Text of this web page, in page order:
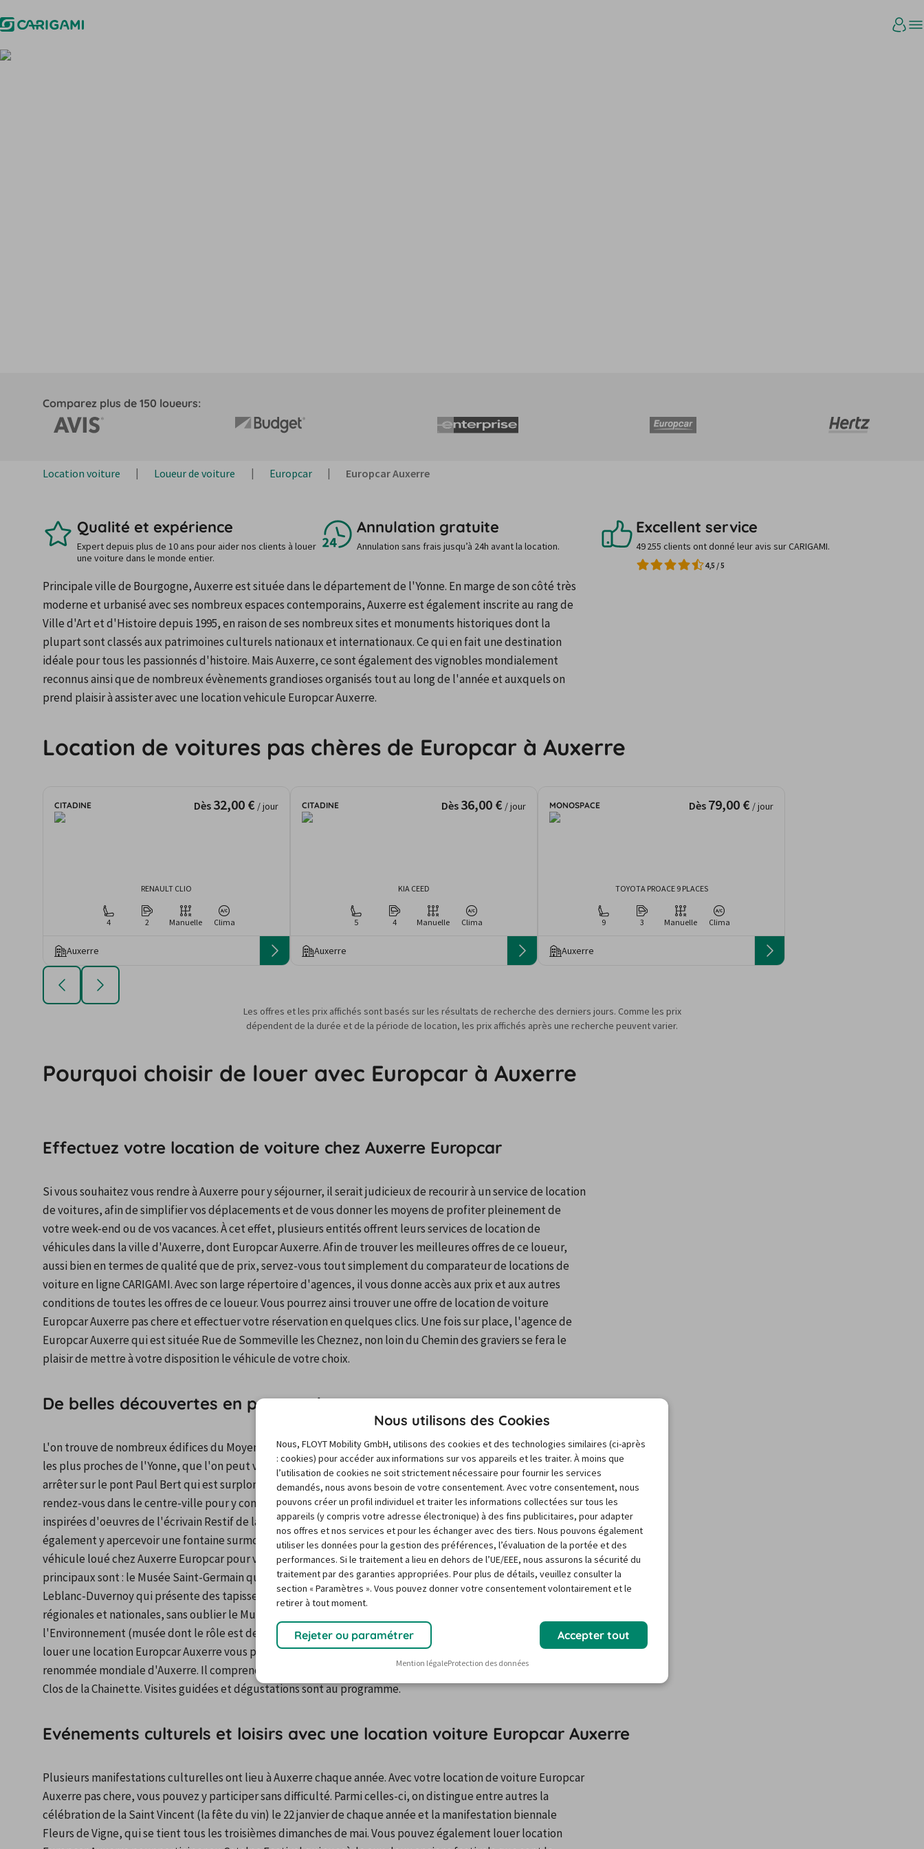
Comparez plus de 150 loueurs:
Location voiture Loueur de voiture Europcar Europcar Auxerre
Qualité et expérience
Expert depuis plus de 10 ans pour aider nos clients à louer
une voiture dans le monde entier.
Annulation gratuite
Annulation sans frais jusqu’à 24h avant la location.
Excellent service
49 255 clients ont donné leur avis sur CARIGAMI.
4,5 /5
Principale ville de Bourgogne, Auxerre est située dans le département de l'Yonne. En marge de son côté très
moderne et urbanisé avec ses nombreux espaces contemporains, Auxerre est également inscrite au rang de
Ville d'Art et d'Histoire depuis 1995, en raison de ses nombreux sites et monuments historiques dont la
plupart sont classés aux patrimoines culturels nationaux et internationaux. Ce qui en fait une destination
idéale pour tous les passionnés d'histoire. Mais Auxerre, ce sont également des vignobles mondialement
reconnus ainsi que de nombreux évènements grandioses organisés tout au long de l'année et auxquels on
prend plaisir à assister avec une location vehicule Europcar Auxerre.
Location de voitures pas chères de Europcar à Auxerre
CITADINE Dès 32,00 € / jour
RENAULT CLIO
4 2 Manuelle Clima
Auxerre
CITADINE Dès 36,00 € / jour
KIA CEED
5 4 Manuelle Clima
Auxerre
MONOSPACE Dès 79,00 € / jour
TOYOTA PROACE 9 PLACES
9 3 Manuelle Clima
Auxerre
Les offres et les prix affichés sont basés sur les résultats de recherche des derniers jours. Comme les prix
dépendent de la durée et de la période de location, les prix affichés après une recherche peuvent varier.
Pourquoi choisir de louer avec Europcar à Auxerre
Effectuez votre location de voiture chez Auxerre Europcar
Si vous souhaitez vous rendre à Auxerre pour y séjourner, il serait judicieux de recourir à un service de location
de voitures, afin de simplifier vos déplacements et de vous donner les moyens de profiter pleinement de
votre week-end ou de vos vacances. À cet effet, plusieurs entités offrent leurs services de location de
véhicules dans la ville d'Auxerre, dont Europcar Auxerre. Afin de trouver les meilleures offres de ce loueur,
aussi bien en termes de qualité que de prix, servez-vous tout simplement du comparateur de locations de
voiture en ligne CARIGAMI. Avec son large répertoire d'agences, il vous donne accès aux prix et aux autres
conditions de toutes les offres de ce loueur. Vous pourrez ainsi trouver une offre de location de voiture
Europcar Auxerre pas chere et effectuer votre réservation en quelques clics. Une fois sur place, l'agence de
Europcar Auxerre qui est située Rue de Sommeville les Cheznez, non loin du Chemin des graviers se fera le
plaisir de mettre à votre disposition le véhicule de votre choix.
De belles découvertes en perspective
L'on trouve de nombreux édifices du Moyen Age et de la Renaissance à Auxerre, notamment dans les quartiers
les plus proches de l'Yonne, que l'on peut visiter avec une location vehicule Europcar Auxerre. Pensez à vous
arrêter sur le pont Paul Bert qui est surplombé de la statue de ce héros de la Seconde Guerre mondiale, puis
rendez-vous dans le centre-ville pour y contempler les sculptures en bois qui représentent des scènes
inspirées d'oeuvres de l'écrivain Restif de la Bretonne et de la poétesse auxerroise Marie Noël. On peut
également y apercevoir une fontaine surmontée d'une statue de Cadet Roussel. Profitez ensuite de votre
véhicule loué chez Auxerre Europcar pour visiter en famille les différents musées de la ville dont les
principaux sont : le Musée Saint-Germain qui est installé dans l'ancienne abbaye du même nom, le Musée
Leblanc-Duvernoy qui présente des tapisseries de Beauvais, ainsi qu'une importante collection de faïences
régionales et nationales, sans oublier le Musée d'Histoire naturelle et la Maison de l'Eau et de
l'Environnement (musée dont le rôle est de sensibiliser le grand public au respect de l'environnement). Enfin,
louer une location Europcar Auxerre vous permettra de découvrir l'exceptionnel patrimoine viticole de
renommée mondiale d'Auxerre. Il comprend notamment le Vignoble Auxerrois, le Vignoble de Chablis et le
Clos de la Chainette. Visites guidées et dégustations sont au programme.
Evénements culturels et loisirs avec une location voiture Europcar Auxerre
Plusieurs manifestations culturelles ont lieu à Auxerre chaque année. Avec votre location de voiture Europcar
Auxerre pas chere, vous pouvez y participer sans difficulté. Parmi celles-ci, on distingue entre autres la
célébration de la Saint Vincent (la fête du vin) le 22 janvier de chaque année et la manifestation biennale
Fleurs de Vigne, qui se tient tous les troisièmes dimanches de mai. Vous pouvez également louer location
Nous utilisons des Cookies
Nous, FLOYT Mobility GmbH, utilisons des cookies et des technologies similaires (ci-après
: cookies) pour accéder aux informations sur vos appareils et les traiter. À moins que
l’utilisation de cookies ne soit strictement nécessaire pour fournir les services
demandés, nous avons besoin de votre consentement. Avec votre consentement, nous
pouvons créer un profil individuel et traiter les informations collectées sur tous les
appareils (y compris votre adresse électronique) à des fins publicitaires, pour adapter
nos offres et nos services et pour les échanger avec des tiers. Nous pouvons également
utiliser les données pour la gestion des préférences, l’évaluation de la portée et des
performances. Si le traitement a lieu en dehors de l’UE/EEE, nous assurons la sécurité du
traitement par des garanties appropriées. Pour plus de détails, veuillez consulter la
section « Paramètres ». Vous pouvez donner votre consentement volontairement et le
retirer à tout moment.
Rejeter ou paramétrer Accepter tout
Mention légaleProtection des données